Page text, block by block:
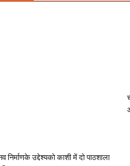
निर्माणके उद्देश्यको काशी में दो पाठशाला